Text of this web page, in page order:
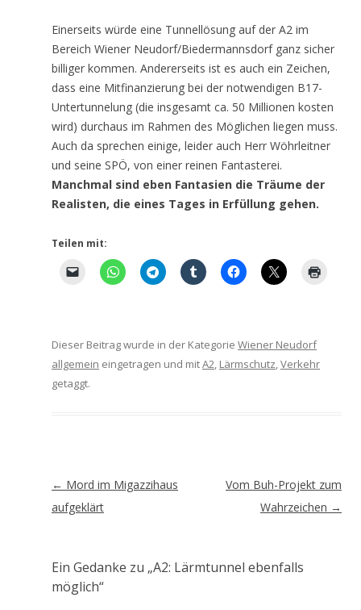
Einerseits würde eine Tunnellösung auf der A2 im
Bereich Wiener Neudorf/Biedermannsdorf ganz sicher
billiger kommen. Andererseits ist es auch ein Zeichen,
dass eine Mitfinanzierung bei der notwendigen B17-
Untertunnelung (die insgesamt ca. 50 Millionen kosten
wird) durchaus im Rahmen des Möglichen liegen muss.
Auch da sprechen einige, leider auch Herr Wöhrleitner
und seine SPÖ, von einer reinen Fantasterei.
Manchmal sind eben Fantasien die Träume der
Realisten, die eines Tages in Erfüllung gehen.
Teilen mit:
Dieser Beitrag wurde in der Kategorie Wiener Neudorf
allgemein eingetragen und mitA2, Lärmschutz,Verkehr
getaggt.
Artikel-
Navigation
← Mord im Migazzihaus
aufgeklärt
Vom Buh-Projekt zum
Wahrzeichen →
Ein Gedanke zu „A2: Lärmtunnel ebenfalls
möglich“